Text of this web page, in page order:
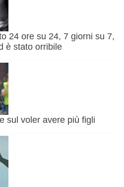
24 ore su 24, 7 giorni su 7,
è stato orribile
sul voler avere più figli